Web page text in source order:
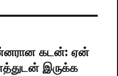
கடன்: ஏன்
இருக்க